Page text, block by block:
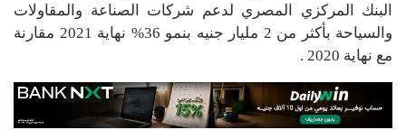
البنك المركزي المصري لدعم شركات الصناعة والمقاولات
والسياحة بأكثر من 2 مليار جنيه بنمو 36% نهاية 2021 مقارنة
مع نهاية 2020 .